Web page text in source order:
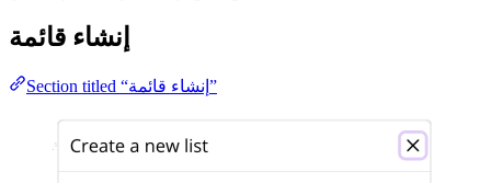
إنشاء قائمة
Section titled “إنشاء قائمة”